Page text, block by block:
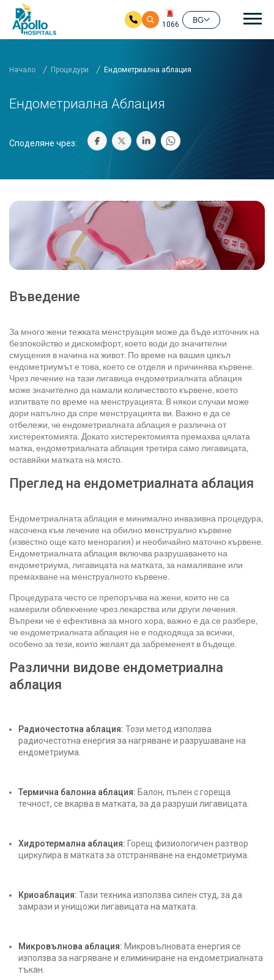
1066
BG
Начало Процедури Ендометриална аблация
Ендометриална Аблация
Споделяне чрез:
Въведение
За много жени тежката менструация може да бъде източник на
безпокойство и дискомфорт, което води до значителни
смущения в начина на живот. По време на вашия цикъл
ендометриумът е това, което се отделя и причинява кървене.
Чрез лечение на тази лигавица ендометриалната аблация
може значително да намали количеството кървене, което
изпитвате по време на менструацията. В някои случаи може
дори напълно да спре менструацията ви. Важно е да се
отбележи, че ендометриалната аблация е различна от
хистеректомията. Докато хистеректомията премахва цялата
матка, ендометриалната аблация третира само лигавицата,
оставяйки матката на място.
Преглед на ендометриалната аблация
Ендометриалната аблация е минимално инвазивна процедура,
насочена към лечение на обилно менструално кървене
(известно още като менорагия) и необичайно маточно кървене.
Ендометриалната аблация включва разрушаването на
ендометриума, лигавицата на матката, за намаляване или
премахване на менструалното кървене.
Процедурата често се препоръчва на жени, които не са
намерили облекчение чрез лекарства или други лечения.
Въпреки че е ефективна за много хора, важно е да се разбере,
че ендометриалната аблация не е подходяща за всички,
особено за тези, които желаят да забременеят в бъдеще.
Различни видове ендометриална
аблация
Радиочестотна аблация: Този метод използва
радиочестотна енергия за нагряване и разрушаване на
ендометриума.
Термична балонна аблация: Балон, пълен с гореща
течност, се вкарва в матката, за да разруши лигавицата.
Хидротермална аблация: Горещ физиологичен разтвор
циркулира в матката за отстраняване на ендометриума.
Криоаблация: Тази техника използва силен студ, за да
замрази и унищожи лигавицата на матката.
Микровълнова аблация: Микровълновата енергия се
използва за нагряване и елиминиране на ендометриалната
тъкан.